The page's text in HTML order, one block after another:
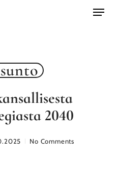
Menu
2040
No Comments